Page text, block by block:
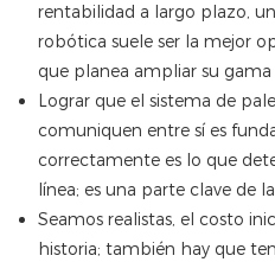
rentabilidad a largo plazo,
robótica suele ser la mejor
que planea ampliar su
Lograr que el sistema de
comuniquen entre sí es
correctamente es lo que
línea; es una parte clave de
Seamos realistas, el costo
historia; también hay que